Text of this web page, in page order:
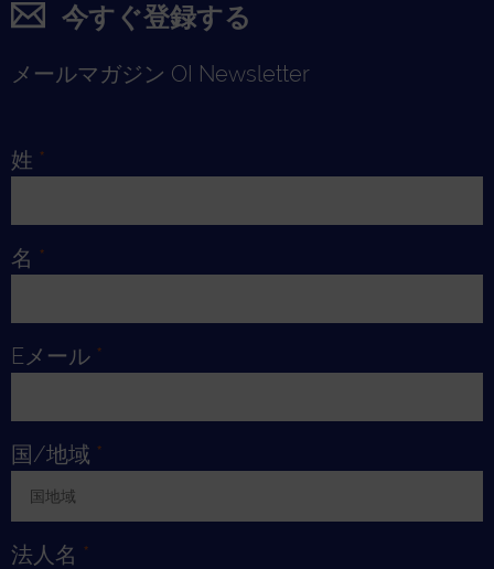
今すぐ登録する
メールマガジン OI Newsletter
姓 *
名 *
Eメール *
国/地域 *
国地域
法人名 *